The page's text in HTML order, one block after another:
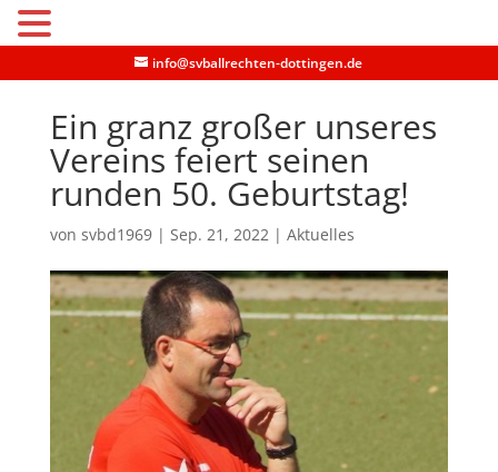
info@svballrechten-dottingen.de
Ein granz großer unseres
Vereins feiert seinen
runden 50. Geburtstag!
von svbd1969| Sep. 21, 2022| Aktuelles